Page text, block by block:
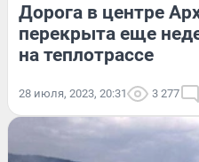
Дорога в центре
перекрыта еще
на теплотрассе
28 июля, 2023, 20:31 3 277